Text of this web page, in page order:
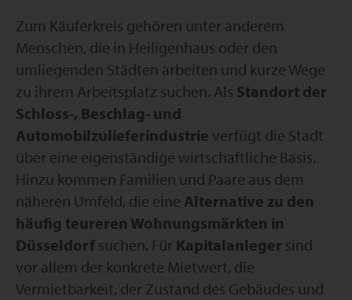
Zum Käuferkreis gehören unter anderem
Menschen, die in Heiligenhaus oder den
umliegenden Städten arbeiten und kurze Wege
zu ihrem Arbeitsplatz suchen. Als Standort der
Schloss-, Beschlag- und
Automobilzulieferindustrie verfügt die Stadt
über eine eigenständige wirtschaftliche Basis.
Hinzu kommen Familien und Paare aus dem
näheren Umfeld, die eine Alternative zu den
häufig teureren Wohnungsmärkten in
Düsseldorf suchen. Für Kapitalanleger sind
vor allem der konkrete Mietwert, die
Vermietbarkeit, der Zustand des Gebäudes und